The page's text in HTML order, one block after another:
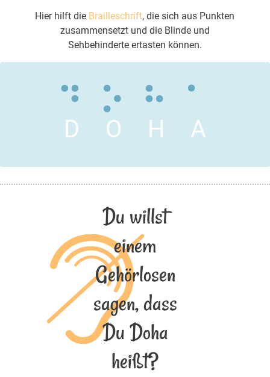
Hier hilft die Brailleschrift, die sich aus Punkten
zusammensetzt und die Blinde und
Sehbehinderte ertasten können.
D O H A
Du willst
einem
Gehörlosen
sagen, dass
Du Doha
heißt?